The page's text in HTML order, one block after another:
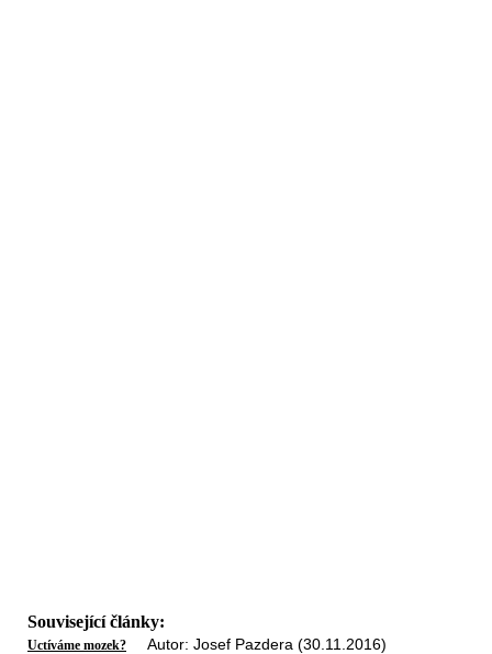
Související články:
Uctíváme mozek? Autor: Josef Pazdera (30.11.2016)